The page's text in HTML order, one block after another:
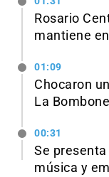
Rosario
mantiene
01:09
Chocaron
La
00:31
Se
música y